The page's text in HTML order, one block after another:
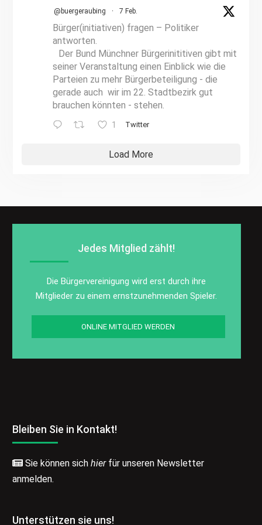
@buergeraubing · 7 Feb.
Bürger(initiativen) fragen – Politiker
antworten.
Der Bund Münchner Bürgerinititiven gibt mit
seiner Veranstaltung einen Einblick wie die
Parteien zu mehr Bürgerbeteiligung - die
gerade auch wir im 22. Stadtbezirk gut
brauchen könnten - stehen.
1 Twitter
Load More
Jedes Mitglied zählt!
Die Bürgervereinigung wird erst durch ihre
Mitglieder zu einem ernstzunehmenden Spieler.
ONLINE MITGLIED WERDEN
Bleiben Sie in Kontakt!
Sie können sichhier für unseren Newsletter
anmelden.
Unterstützen sie uns!